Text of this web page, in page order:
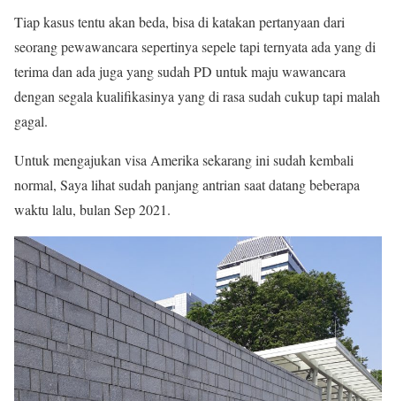
Tiap kasus tentu akan beda, bisa di katakan pertanyaan dari
seorang pewawancara sepertinya sepele tapi ternyata ada yang di
terima dan ada juga yang sudah PD untuk maju wawancara
dengan segala kualifikasinya yang di rasa sudah cukup tapi malah
gagal.
Untuk mengajukan visa Amerika sekarang ini sudah kembali
normal, Saya lihat sudah panjang antrian saat datang beberapa
waktu lalu, bulan Sep 2021.